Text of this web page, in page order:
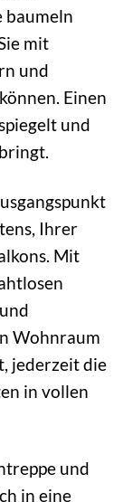
baumeln
mit
und
Einen
und
Ihrer
Mit
Wohnraum
jederzeit die
in vollen
und
in eine